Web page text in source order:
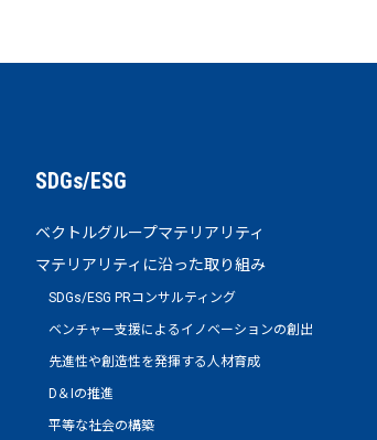
SDGs/ESG
ベクトルグループマテリアリティ
マテリアリティに沿った取り組み
SDGs/ESG PRコンサルティング
ベンチャー支援によるイノベーションの創出
先進性や創造性を発揮する人材育成
D＆Iの推進
平等な社会の構築